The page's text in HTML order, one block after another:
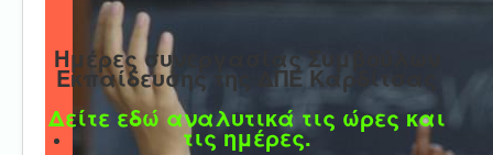
Ημέρες συνεργασίας Συμβούλων
Εκπαίδευσης της ΔΠΕ Καρδίτσας
Δείτε εδώ αναλυτικά τις ώρες και
τις ημέρες.